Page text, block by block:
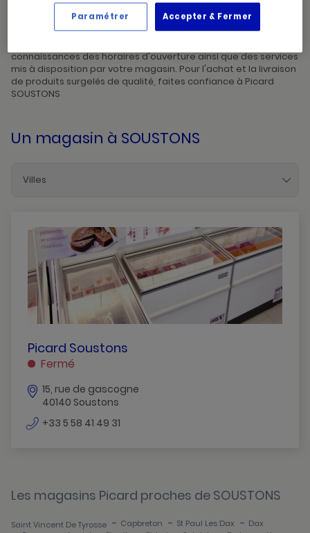
Picard, créateur de saveurs et commerçant de proximité, vous
connaissances des horaires d'ouverture ainsi que des services
mis à disposition par votre magasin. Pour l'achat et la livraison
de produits surgelés de qualité, faites confiance à Picard
SOUSTONS
Un magasin à SOUSTONS
Villes
Biscarrosse
Capbreton
Dax
Mimizan
Mont-De-Marsan
Saint-Pierre-Du-Mont
Saint-Vincent-De-Tyrosse
Soustons
PICARD
SOUSTONS
Picard Soustons
Fermé
15, rue de gascogne
40140 Soustons
+33 5 58 41 49 31
Les magasins Picard proches de SOUSTONS
Saint Vincent De Tyrosse - Capbreton - St Paul Les Dax - Dax
Accepter & Fermer
Paramétrer